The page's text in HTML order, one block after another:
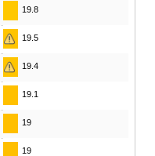
19.8
19.5
19.4
19.1
19
19